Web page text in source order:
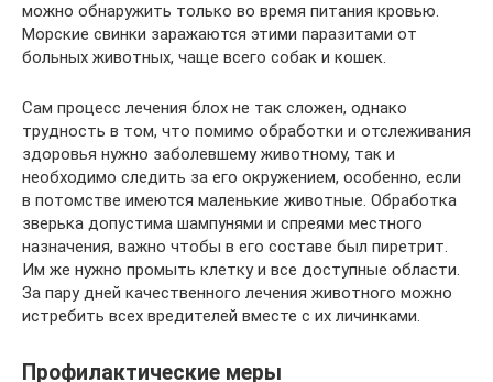
можно обнаружить только во время питания кровью.
Морские свинки заражаются этими паразитами от
больных животных, чаще всего собак и кошек.
Сам процесс лечения блох не так сложен, однако
трудность в том, что помимо обработки и отслеживания
здоровья нужно заболевшему животному, так и
необходимо следить за его окружением, особенно, если
в потомстве имеются маленькие животные. Обработка
зверька допустима шампунями и спреями местного
назначения, важно чтобы в его составе был пиретрит.
Им же нужно промыть клетку и все доступные области.
За пару дней качественного лечения животного можно
истребить всех вредителей вместе с их личинками.
Профилактические меры